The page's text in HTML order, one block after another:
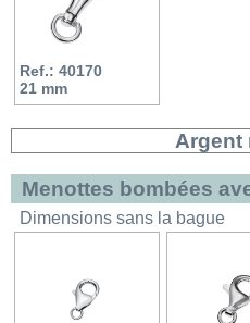
Ref.: 40170
21 mm
Argent
Menottes bombées
Dimensions sans la bague